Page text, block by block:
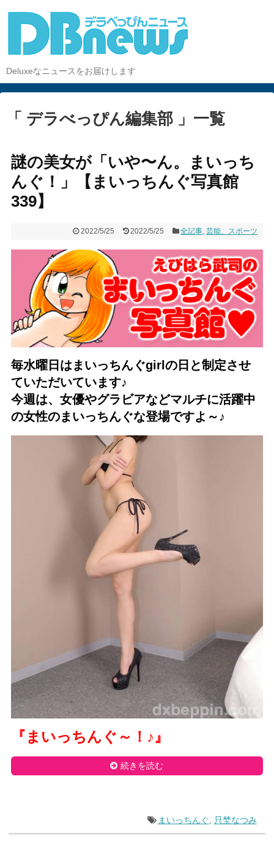
Deluxeなニュースをお届けします
「 デラべっぴん編集部 」一覧
謎の美女が「いや〜ん。まいっち
んぐ！」【まいっちんぐ写真館
339】
2022/5/25 2022/5/25 全記事,芸能、スポーツ
毎水曜日はまいっちんぐgirlの日と制定させ
ていただいています♪
今週は、女優やグラビアなどマルチに活躍中
の女性のまいっちんぐな登場ですよ～♪
『まいっちんぐ～！ ♪』
続きを読む
まいっちんぐ 只埜なつみ